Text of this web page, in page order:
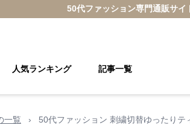
50代ファッション専門通販サイ
人気ランキング 記事一覧
一覧 › 50代ファッション 刺繍切替ゆったりテ